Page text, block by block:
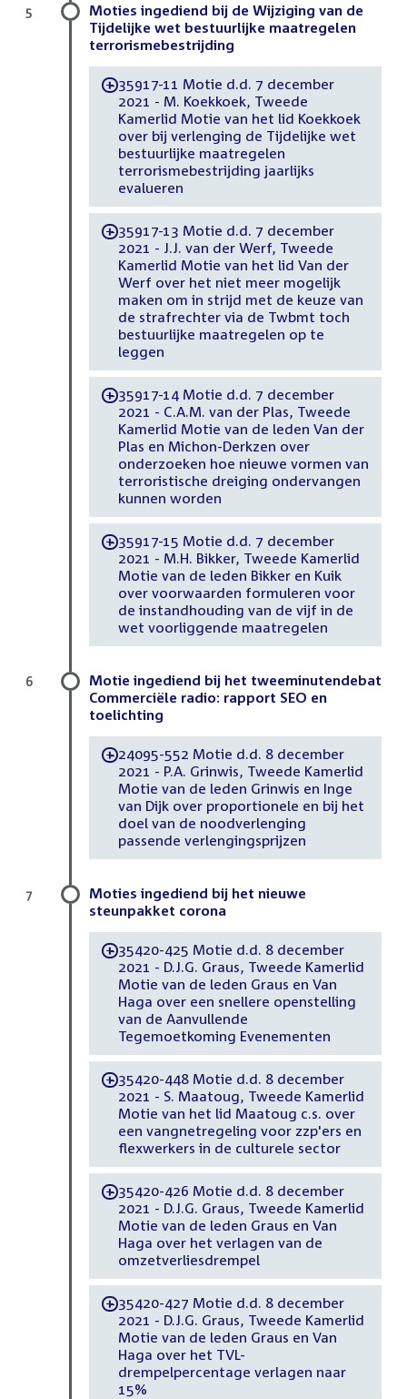
Moties ingediend bij de Wijziging van de
Tijdelijke wet bestuurlijke maatregelen
terrorismebestrijding
-35917-11 Motie d.d. 7 december
2021 - M. Koekkoek, Tweede
Kamerlid Motie van het lid Koekkoek
over bij verlenging de Tijdelijke wet
bestuurlijke maatregelen
terrorismebestrijding jaarlijks
evalueren
-35917-13 Motie d.d. 7 december
2021 - J.J. van der Werf, Tweede
Kamerlid Motie van het lid Van der
Werf over het niet meer mogelijk
maken om in strijd met de keuze van
de strafrechter via de Twbmt toch
bestuurlijke maatregelen op te
leggen
-35917-14 Motie d.d. 7 december
2021 - C.A.M. van der Plas, Tweede
Kamerlid Motie van de leden Van der
Plas en Michon-Derkzen over
onderzoeken hoe nieuwe vormen van
terroristische dreiging ondervangen
kunnen worden
-35917-15 Motie d.d. 7 december
2021 - M.H. Bikker, Tweede Kamerlid
Motie van de leden Bikker en Kuik
over voorwaarden formuleren voor
de instandhouding van de vijf in de
wet voorliggende maatregelen
5
Motie ingediend bij het tweeminutendebat
Commerciële radio: rapport SEO en
toelichting
-24095-552 Motie d.d. 8 december
2021 - P.A. Grinwis, Tweede Kamerlid
Motie van de leden Grinwis en Inge
van Dijk over proportionele en bij het
doel van de noodverlenging
passende verlengingsprijzen
6
Moties ingediend bij het nieuwe
steunpakket corona
-35420-425 Motie d.d. 8 december
2021 - D.J.G. Graus, Tweede Kamerlid
Motie van de leden Graus en Van
Haga over een snellere openstelling
van de Aanvullende
Tegemoetkoming Evenementen
-35420-448 Motie d.d. 8 december
2021 - S. Maatoug, Tweede Kamerlid
Motie van het lid Maatoug c.s. over
een vangnetregeling voor zzp'ers en
flexwerkers in de culturele sector
-35420-426 Motie d.d. 8 december
2021 - D.J.G. Graus, Tweede Kamerlid
Motie van de leden Graus en Van
Haga over het verlagen van de
omzetverliesdrempel
-35420-427 Motie d.d. 8 december
2021 - D.J.G. Graus, Tweede Kamerlid
Motie van de leden Graus en Van
Haga over het TVL-
drempelpercentage verlagen naar
15%
7